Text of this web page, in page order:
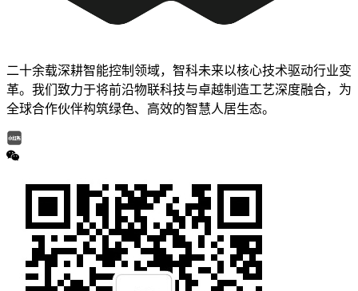
二十余载深耕智能控制领域，智科未来以核心技术驱动行业变
革。我们致力于将前沿物联科技与卓越制造工艺深度融合，为
全球合作伙伴构筑绿色、高效的智慧人居生态。